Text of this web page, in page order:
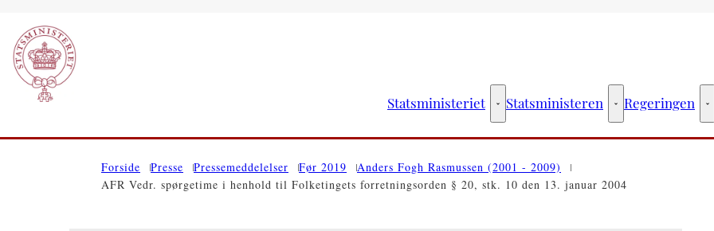
Statsministeriet Statsministeriet - Flere links
Statsministeren Statsministeren -
Regeringen
Forside Presse Pressemeddelelser Før 2019
Anders Fogh Rasmussen (2001 - 2009)
AFR Vedr. spørgetime i henhold til Folketingets forretningsorden § 20, stk. 10 den 13. januar 2004